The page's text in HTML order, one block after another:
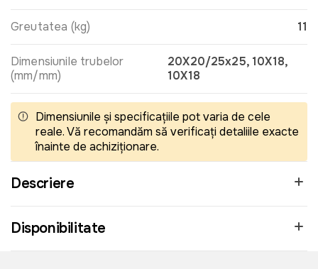
Greutatea (kg) 11
Dimensiunile trubelor
(mm/mm)
20X20/25x25, 10X18,
10X18
Dimensiunile și specificațiile pot varia de cele
reale. Vă recomandăm să verificați detaliile exacte
înainte de achiziționare.
Descriere
Disponibilitate